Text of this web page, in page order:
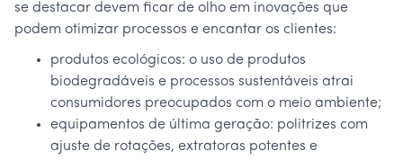
se destacar devem ficar de olho em inovações que
podem otimizar processos e encantar os clientes:
produtos ecológicos: o uso de produtos
biodegradáveis e processos sustentáveis atrai
consumidores preocupados com o meio ambiente;
equipamentos de última geração: politrizes com
ajuste de rotações, extratoras potentes e